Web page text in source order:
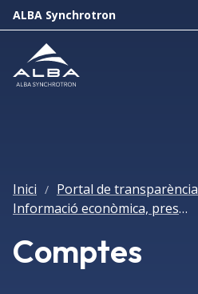
ALBA Synchrotron
Inici / Portal de transparència
Informació econòmica, pressupostària i estadística
Comptes